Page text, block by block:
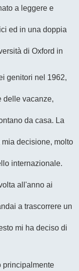
a leggere e
ed in una doppia
di Oxford in
genitori nel 1962,
delle vacanze,
da casa. La
decisione, molto
internazionale.
all'anno ai
a trascorrere un
mi ha deciso di
principalmente